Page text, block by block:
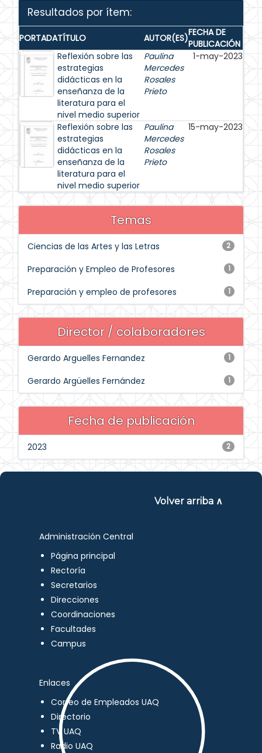
Resultados por ítem:
PORTADATÍTULO AUTOR(ES)FECHA DE
PUBLICACIÓN
Reflexión sobre las
estrategias
didácticas en la
enseñanza de la
literatura para el
nivel medio superior
Paulina
Mercedes
Rosales
Prieto
1-may-2023
Reflexión sobre las
estrategias
didácticas en la
enseñanza de la
literatura para el
nivel medio superior
Paulina
Mercedes
Rosales
Prieto
15-may-2023
Temas
2
Ciencias de las Artes y las Letras
1
Preparación y Empleo de Profesores
1
Preparación y empleo de profesores
Director / colaboradores
1
Gerardo Arguelles Fernandez
1
Gerardo Argüelles Fernández
Fecha de publicación
2
2023
Volver arriba ∧
Administración Central
Página principal
Rectoría
Secretarios
Direcciones
Coordinaciones
Facultades
Campus
Enlaces
Correo de Empleados UAQ
Directorio
TV UAQ
Radio UAQ